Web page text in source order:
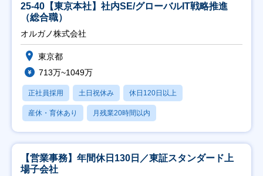
25-40【東京本社】社内SE/グローバルIT戦略推進
（総合職）
オルガノ株式会社
東京都
713万~1049万
正社員採用 土日祝休み 休日120日以上
産休・育休あり 月残業20時間以内
【営業事務】年間休日130日／東証スタンダード上
場子会社